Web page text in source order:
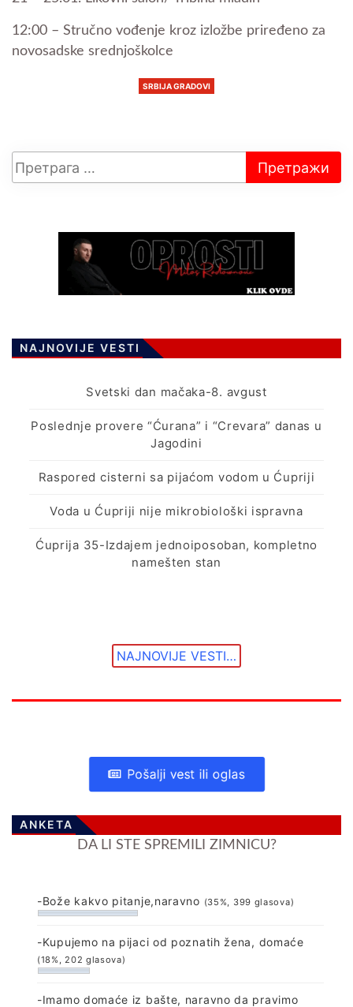
12:00 – Stručno vođenje kroz izložbe priređeno za
novosadske srednjoškolce
SRBIJA GRADOVI
NAJNOVIJE VESTI
Svetski dan mačaka-8. avgust
Poslednje provere “Ćurana” i “Crevara” danas u
Jagodini
Raspored cisterni sa pijaćom vodom u Ćupriji
Voda u Ćupriji nije mikrobiološki ispravna
Ćuprija 35-Izdajem jednoiposoban, kompletno
namešten stan
NAJNOVIJE VESTI…
Pošalji vest ili oglas
ANKETA
DA LI STE SPREMILI ZIMNICU?
-Bože kakvo pitanje,naravno (35%, 399 glasova)
-Kupujemo na pijaci od poznatih žena, domaće
(18%, 202 glasova)
-Imamo domaće iz bašte, naravno da pravimo